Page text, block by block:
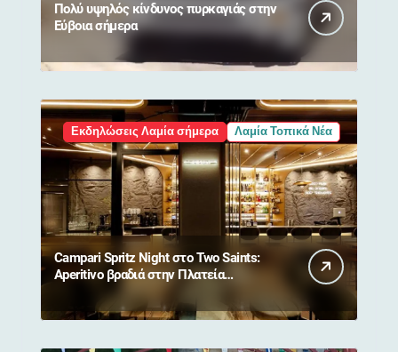
Πολύ υψηλός κίνδυνος πυρκαγιάς στην
Εύβοια σήμερα
Εκδηλώσεις Λαμία σήμερα Λαμία Τοπικά Νέα
Campari Spritz Night στο Two Saints:
Aperitivo βραδιά στην Πλατεία